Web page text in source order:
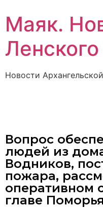
Маяк.
Новости
Вопрос
людей из
Водников,
пожара,
оперативном
главе Поморья